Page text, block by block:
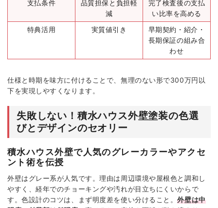
支払条件
品質担保と負担軽
減
完了検査後の支払
い比率を高める
特典活用
実質値引き
早期契約・紹介・
長期保証の組み合
わせ
仕様と時期を味方に付けることで、無理のない形で300万円以
下を実現しやすくなります。
失敗しない！積水ハウス外壁塗装の色選
びとデザインのセオリー
積水ハウス外壁で人気のグレーカラーやアクセ
ント術を伝授
外壁はグレー系が人気です。理由は周辺環境や屋根色と調和し
やすく、経年でのチョーキングや汚れが目立ちにくいからで
す。色設計のコツは、まず明度差を使い分けること。外壁は中